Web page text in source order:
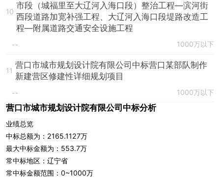
10
市段（城福里至大辽河入海口段）整治工程—滨河街
西段道路加宽补强工程、大辽河入海口段堤路改造工
程—附属道路交通安全设施工程
-- 1000万以下
11
营口市城市规划设计院有限公司中标营口某部队制作
新建营区修建性详细规划项目
-- 1000万以下
营口市城市规划设计院有限公司中标分析
业绩总览
中标总额为：2165.1127万
最大中标金额为：553.7万
常中标地区：辽宁省
常中标金额范围：0~1000万